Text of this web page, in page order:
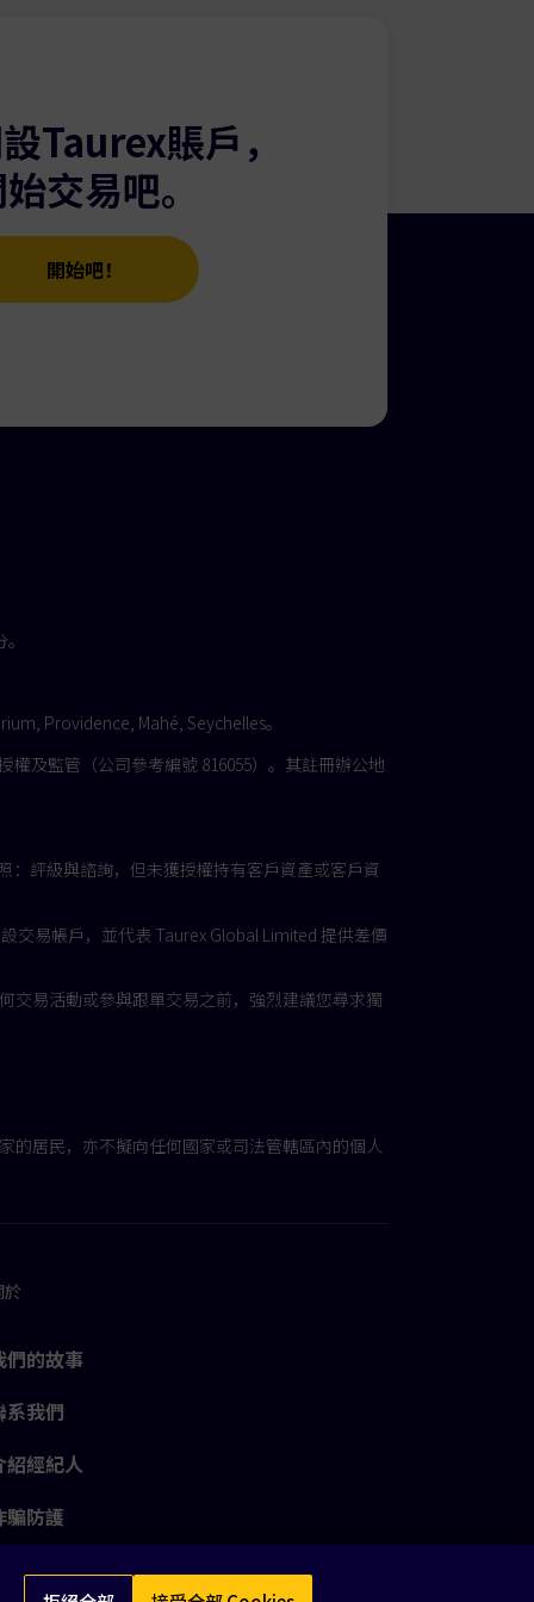
用的帳戶。
MT4 帳號。
Taurex賬戶，
交易吧。
開始吧！
Providence, Mahé, Seychelles。
及監管（公司參考編號 816055）。其註冊辦公地
：評級與諮詢，但未獲授權持有客戶資產或客戶資
交易帳戶，並代表 Taurex Global Limited 提供差價
交易活動或參與跟單交易之前，強烈建議您尋求獨
的居民，亦不擬向任何國家或司法管轄區內的個人
於
們的故事
系我們
紹經紀人
騙防護